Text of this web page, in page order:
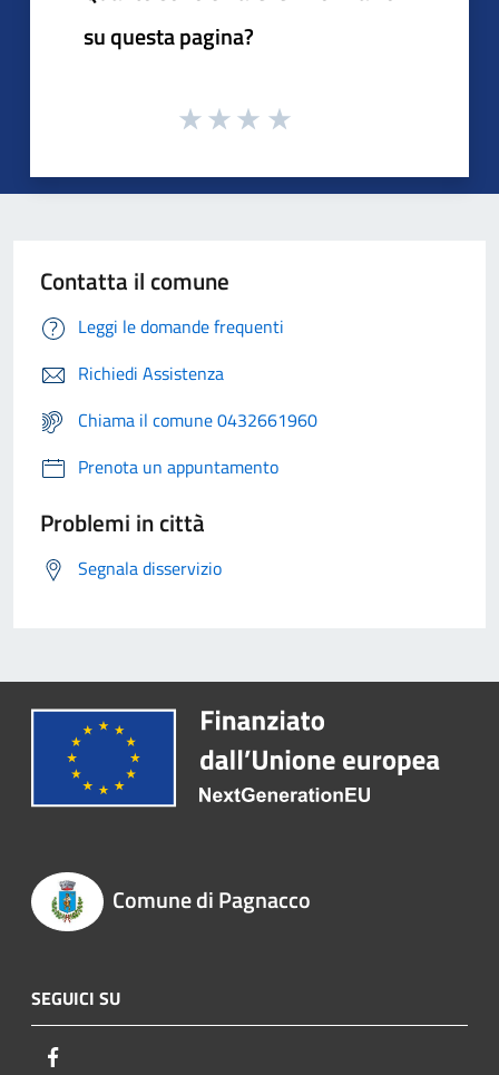
su questa pagina?
Contatta il comune
Leggi le domande frequenti
Richiedi Assistenza
Chiama il comune 0432661960
Prenota un appuntamento
Problemi in città
Segnala disservizio
Comune di Pagnacco
SEGUICI SU